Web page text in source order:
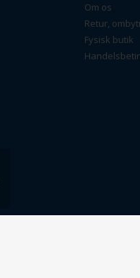
Om os
Retur,
Fysisk butik